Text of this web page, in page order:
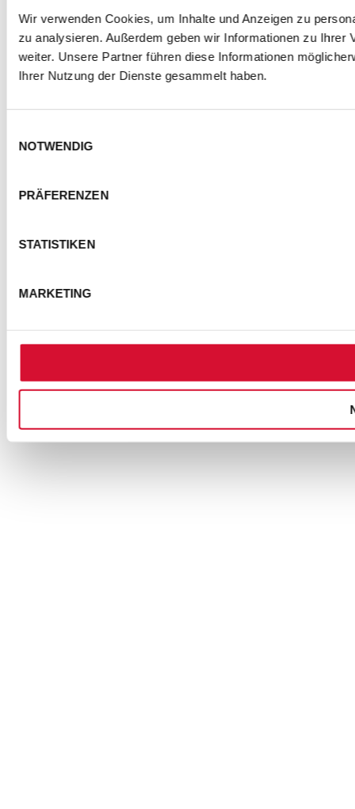
Wir verwenden Cookies, um Inhalte und Anzeigen zu
zu analysieren. Außerdem geben wir Informationen zu
weiter. Unsere Partner führen diese Informationen
Ihrer Nutzung der Dienste gesammelt haben.
NOTWENDIG
PRÄFERENZEN
STATISTIKEN
MARKETING